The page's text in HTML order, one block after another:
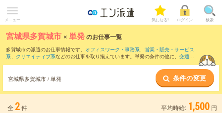
メニュー 気になる! ログイン 検索
宮城県多賀城市 ×単発のお仕事一覧
多賀城市の派遣のお仕事情報です。 オフィスワーク・事務系、 営業・販売・サービス
系、 クリエイティブ系などのお仕事を取り揃えています。単発の条件の他に、 交通費
宮城県多賀城市 / 単発 条件の変更
全 2件 平均時給: 1,500 円